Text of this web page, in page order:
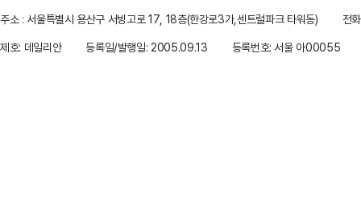
주소 : 서울특별시 용산구 서빙고로 17, 18층(한강로3가,센트럴파크 타워동)
전
제호: 데일리안
등록일/발행일: 2005.09.13 등록번호: 서울 아00055